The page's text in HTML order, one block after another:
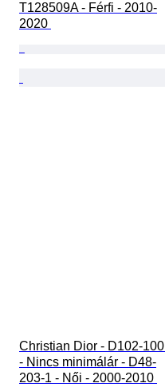
T128509A - Férfi - 2010-
2020
Christian Dior - D102-100
- Nincs minimálár - D48-
203-1 - Női - 2000-2010